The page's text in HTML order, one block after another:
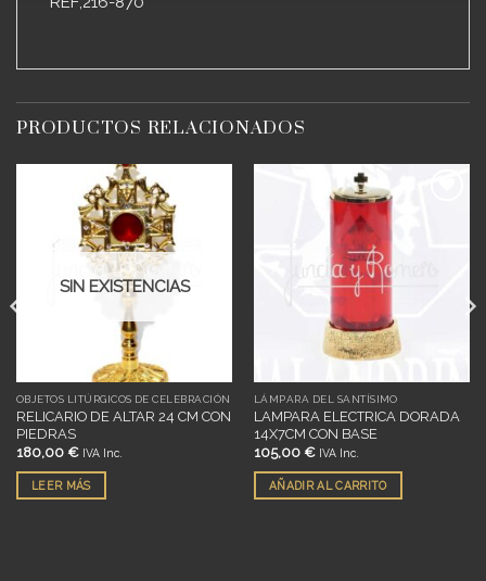
PRODUCTOS RELACIONADOS
SIN EXISTENCIAS
OBJETOS LITÚRGICOS DE CELEBRACIÓN
RELICARIO DE ALTAR 24 CM CON
PIEDRAS
180,00 € IVA Inc.
LEER MÁS
LÁMPARA DEL SANTÍSIMO
LAMPARA ELECTRICA DORADA
14X7CM CON BASE
105,00 € IVA Inc.
AÑADIR AL CARRITO